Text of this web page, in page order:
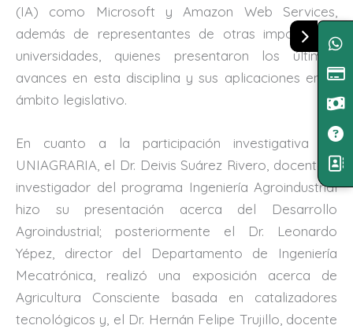
(IA) como Microsoft y Amazon Web Services,
además de representantes de otras importantes
universidades, quienes presentaron los últimos
avances en esta disciplina y sus aplicaciones en el
ámbito legislativo.
En cuanto a la participación investigativa de
UNIAGRARIA, el Dr. Deivis Suárez Rivero, docente e
investigador del programa Ingeniería Agroindustrial
hizo su presentación acerca del Desarrollo
Agroindustrial; posteriormente el Dr. Leonardo
Yépez, director del Departamento de Ingeniería
Mecatrónica, realizó una exposición acerca de
Agricultura Consciente basada en catalizadores
tecnológicos y, el Dr. Hernán Felipe Trujillo, docente